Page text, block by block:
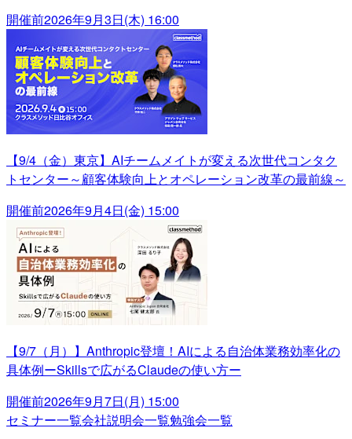
開催前2026年9月3日(木) 16:00
【9/4（金）東京】AIチームメイトが変える次世代コンタク
トセンター～顧客体験向上とオペレーション改革の最前線～
開催前2026年9月4日(金) 15:00
【9/7（月）】Anthropic登壇！AIによる自治体業務効率化の
具体例ーSkillsで広がるClaudeの使い方ー
開催前2026年9月7日(月) 15:00
セミナー一覧会社説明会一覧勉強会一覧